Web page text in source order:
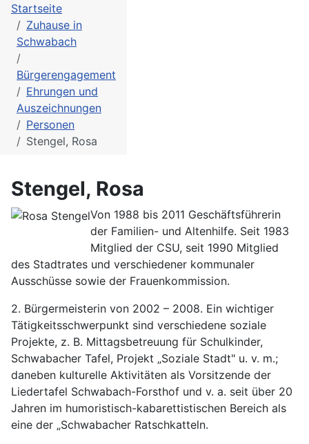
Startseite
Zuhause in
Schwabach
Bürgerengagement
Ehrungen und
Auszeichnungen
Personen
Stengel, Rosa
Stengel, Rosa
Von 1988 bis 2011 Geschäftsführerin
der Familien- und Altenhilfe. Seit 1983
Mitglied der CSU, seit 1990 Mitglied
des Stadtrates und verschiedener kommunaler
Ausschüsse sowie der Frauenkommission.
2. Bürgermeisterin von 2002 – 2008. Ein wichtiger
Tätigkeitsschwerpunkt sind verschiedene soziale
Projekte, z. B. Mittagsbetreuung für Schulkinder,
Schwabacher Tafel, Projekt „Soziale Stadt" u. v. m.;
daneben kulturelle Aktivitäten als Vorsitzende der
Liedertafel Schwabach-Forsthof und v. a. seit über 20
Jahren im humoristisch-kabarettistischen Bereich als
eine der „Schwabacher Ratschkatteln.